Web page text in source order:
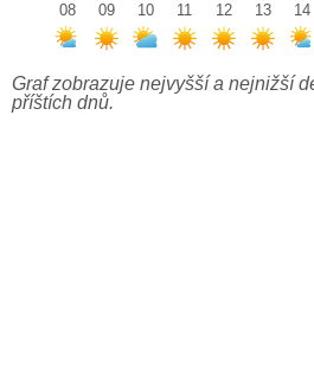
08
09
10
11
12
13
14
Graf zobrazuje nejvyšší a nejnižší
příštích dnů.